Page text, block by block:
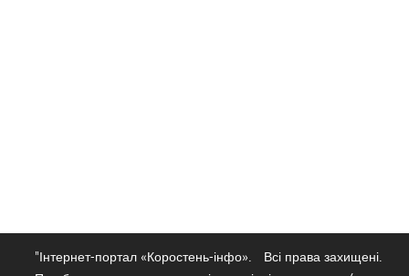
"Інтернет-портал «Коростень-інфо».
Всі права захищені.